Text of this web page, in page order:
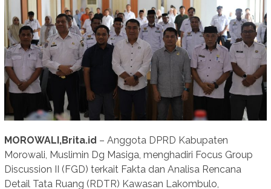
MOROWALI,Brita.id – Anggota DPRD Kabupaten
Morowali, Muslimin Dg Masiga, menghadiri Focus Group
Discussion II (FGD) terkait Fakta dan Analisa Rencana
Detail Tata Ruang (RDTR) Kawasan Lakombulo,